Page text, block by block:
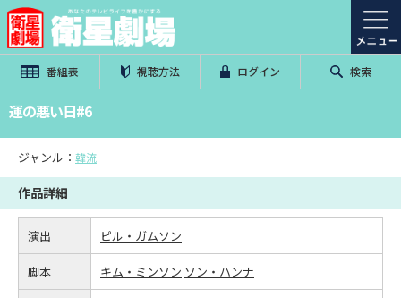
番組表 視聴方法 ログイン 検索
運の悪い日#6
ジャンル： 韓流
作品詳細
演出 ピル・ガムソン
脚本 キム・ミンソン ソン・ハンナ